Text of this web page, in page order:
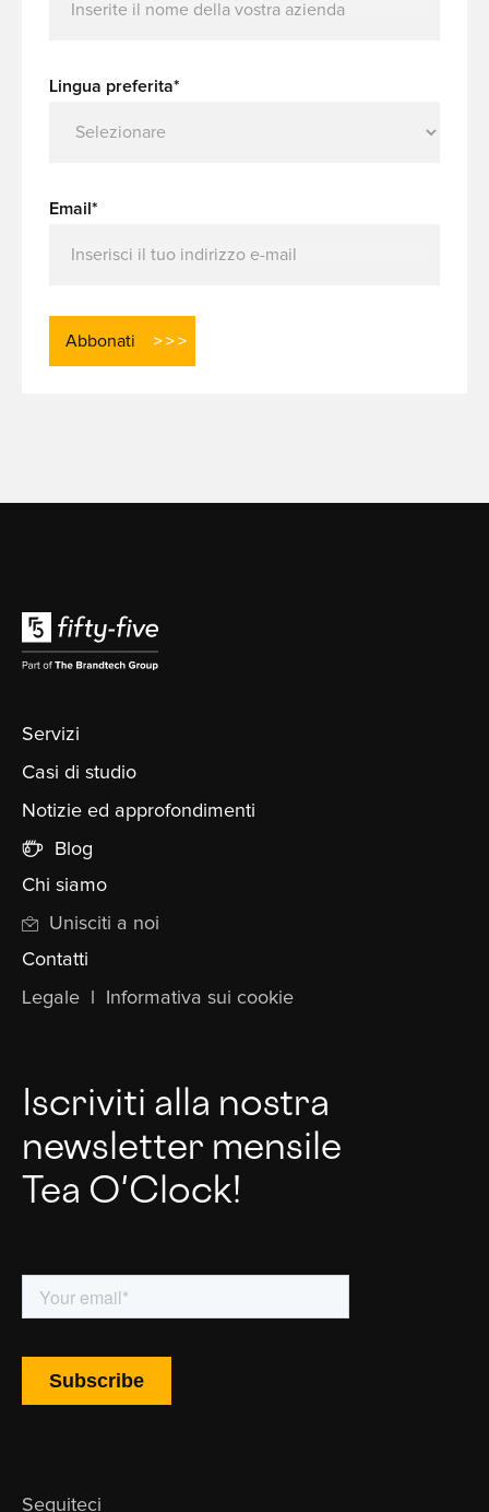
Lingua preferita*
Email*
Servizi
Casi di studio
Notizie ed approfondimenti
Blog
Chi siamo
Unisciti a noi
Contatti
Legale
Informativa sui cookie
Iscriviti alla nostra
newsletter mensile
Tea O'Clock!
Seguiteci